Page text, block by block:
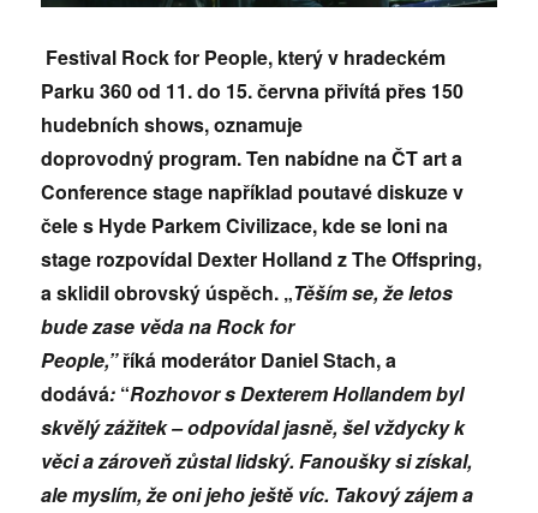
Festival Rock for People, který v hradeckém
Parku 360 od 11. do 15. června přivítá přes 150
hudebních shows, oznamuje
doprovodný program. Ten nabídne na ČT art a
Conference stage například poutavé diskuze v
čele s Hyde Parkem Civilizace, kde se loni na
stage rozpovídal Dexter Holland z The Offspring,
a sklidil obrovský úspěch. „Těším se, že letos
bude zase věda na Rock for
People,”říká moderátor Daniel Stach, a
dodává: “Rozhovor s Dexterem Hollandem byl
skvělý zážitek – odpovídal jasně, šel vždycky k
věci a zároveň zůstal lidský. Fanoušky si získal,
ale myslím, že oni jeho ještě víc. Takový zájem a